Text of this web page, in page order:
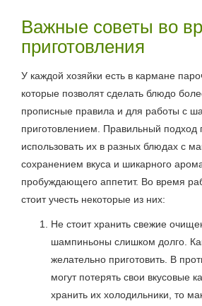
Важные советы во
приготовления
У каждой хозяйки есть в кармане
которые позволят сделать блюдо
прописные правила и для работы с
приготовлением. Правильный подход
использовать их в разных блюдах с
сохранением вкуса и шикарного
пробуждающего аппетит. Во время
стоит учесть некоторые из них:
Не стоит хранить свежие
шампиньоны слишком долго.
желательно приготовить. В
могут потерять свои вкусовые
хранить их холодильники, то